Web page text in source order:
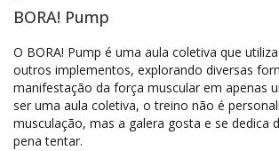
BORA! Pump
O BORA! Pump é uma aula coletiva que
outros implementos, explorando diversas
manifestação da força muscular em apenas
ser uma aula coletiva, o treino não é
musculação, mas a galera gosta e se dedica
pena tentar.